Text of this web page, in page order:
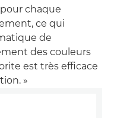
chaque
ce qui
de
des couleurs
est très efficace
»